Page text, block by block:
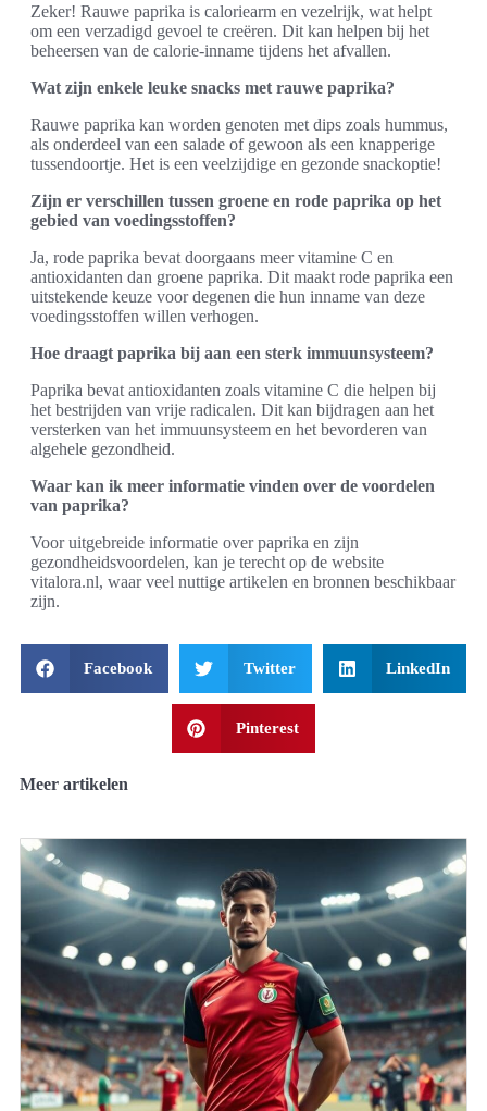
Zeker! Rauwe paprika is caloriearm en vezelrijk, wat helpt
om een verzadigd gevoel te creëren. Dit kan helpen bij het
beheersen van de calorie-inname tijdens het afvallen.
Wat zijn enkele leuke snacks met rauwe paprika?
Rauwe paprika kan worden genoten met dips zoals hummus,
als onderdeel van een salade of gewoon als een knapperige
tussendoortje. Het is een veelzijdige en gezonde snackoptie!
Zijn er verschillen tussen groene en rode paprika op het
gebied van voedingsstoffen?
Ja, rode paprika bevat doorgaans meer vitamine C en
antioxidanten dan groene paprika. Dit maakt rode paprika een
uitstekende keuze voor degenen die hun inname van deze
voedingsstoffen willen verhogen.
Hoe draagt paprika bij aan een sterk immuunsysteem?
Paprika bevat antioxidanten zoals vitamine C die helpen bij
het bestrijden van vrije radicalen. Dit kan bijdragen aan het
versterken van het immuunsysteem en het bevorderen van
algehele gezondheid.
Waar kan ik meer informatie vinden over de voordelen
van paprika?
Voor uitgebreide informatie over paprika en zijn
gezondheidsvoordelen, kan je terecht op de website
vitalora.nl, waar veel nuttige artikelen en bronnen beschikbaar
zijn.
Facebook Twitter LinkedIn
Pinterest
Meer artikelen